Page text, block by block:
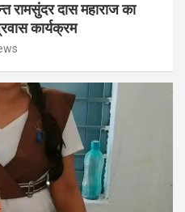
रामसुंदर दास महाराज का
कार्यक्रम